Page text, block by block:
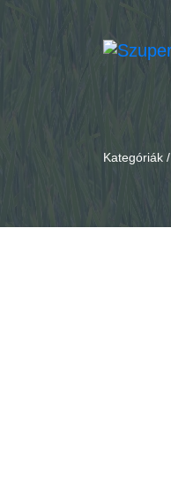
Kategóriák /